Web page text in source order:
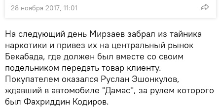
28 ноября 2017, 11:01
На следующий день Мирзаев забрал из тайника
наркотики и привез их на центральный рынок
Бекабада, где должен был вместе со своим
подельником передать товар клиенту.
Покупателем оказался Руслан Эшонкулов,
ждавший в автомобиле "Дамас", за рулем которого
был Фахриддин Кодиров.